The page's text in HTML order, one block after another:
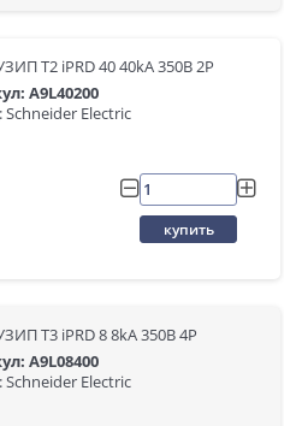
Т2 iPRD 40 40kA 350В 2P
A9L40200
Schneider Electric
купить
Т3 iPRD 8 8kA 350В 4P
A9L08400
Schneider Electric